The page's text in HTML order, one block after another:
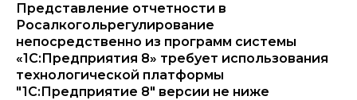
Представление отчетности в
Росалкогольрегулирование
непосредственно из программ системы
«1С:Предприятия 8» требует использования
технологической платформы
"1С:Предприятие 8" версии не ниже